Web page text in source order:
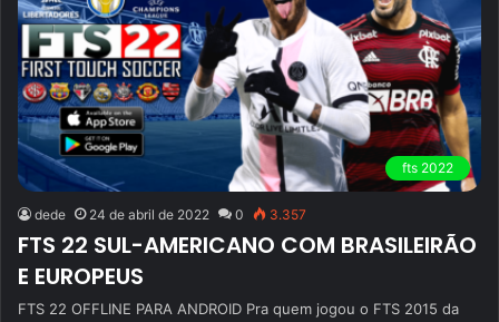
fts 2022
dede 24 de abril de 2022 0 3.357
FTS 22 SUL-AMERICANO COM BRASILEIRÃO
E EUROPEUS
FTS 22 OFFLINE PARA ANDROID Pra quem jogou o FTS 2015 da